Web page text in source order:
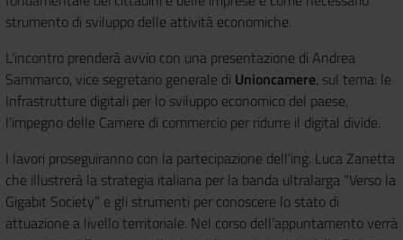
strumento di sviluppo delle attività economiche.
L'incontro prenderà avvio con una presentazione di Andrea
Sammarco, vice segretario generale di Unioncamere, sul tema: le
Infrastrutture digitali per lo sviluppo economico del paese,
l’impegno delle Camere di commercio per ridurre il digital divide.
I lavori proseguiranno con la partecipazione dell’ing. Luca Zanetta
che illustrerà la strategia italiana per la banda ultralarga “Verso la
Gigabit Society” e gli strumenti per conoscere lo stato di
attuazione a livello territoriale. Nel corso dell’appuntamento verrà